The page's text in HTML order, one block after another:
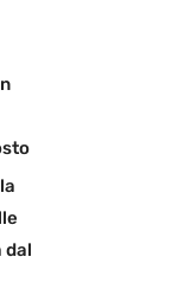
dal